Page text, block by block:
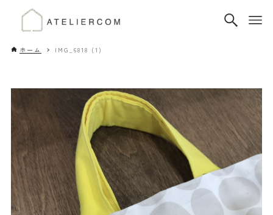
ホーム IMG_6818 (1)